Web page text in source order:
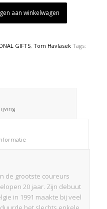
aan winkelwagen
GIFTS, Tom Havlasek Tags:
de grootste coureurs
20 jaar. Zijn debuut
in 1991 maakte bij veel